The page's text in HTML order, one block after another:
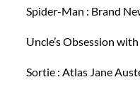
Spider-Man : Brand
Uncle’s Obsession
Sortie : Atlas Jane